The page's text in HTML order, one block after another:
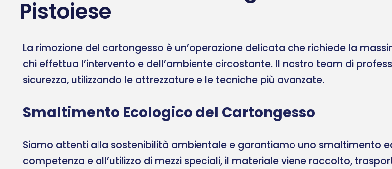
Pistoiese
La rimozione del cartongesso è un’operazione delicata che richiede la
chi effettua l’intervento e dell’ambiente circostante. Il nostro team di
sicurezza, utilizzando le attrezzature e le tecniche più avanzate.
Smaltimento Ecologico del Cartongesso
Siamo attenti alla sostenibilità ambientale e garantiamo uno smaltimento
competenza e all’utilizzo di mezzi speciali, il materiale viene raccolto,